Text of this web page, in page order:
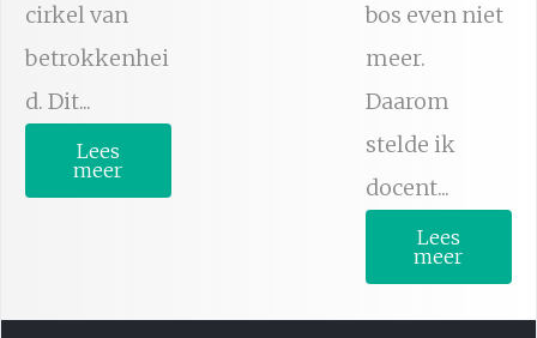
cirkel van
betrokkenhei
d. Dit...
Lees
meer
bos even niet
meer.
Daarom
stelde ik
docent...
Lees
meer